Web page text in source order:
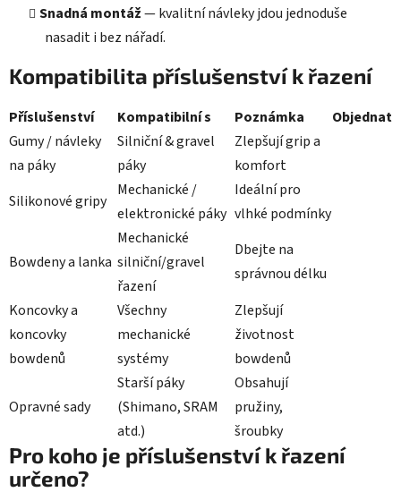
Snadná montáž— kvalitní návleky jdou jednoduše
nasadit i bez nářadí.
Kompatibilita příslušenství k řazení
Příslušenství Kompatibilní s Poznámka
Objednat
Gumy / návleky
na páky
Silniční & gravel
páky
Zlepšují grip a
komfort
Silikonové gripy
Mechanické /
elektronické páky
Ideální pro
vlhké podmínky
Bowdeny a lanka
Mechanické
silniční/gravel
řazení
Dbejte na
správnou délku
Koncovky a
koncovky
bowdenů
Všechny
mechanické
systémy
Zlepšují
životnost
bowdenů
Opravné sady
Starší páky
(Shimano, SRAM
atd.)
Obsahují
pružiny,
šroubky
Pro koho je příslušenství k řazení
určeno?